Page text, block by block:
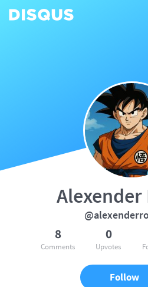
Alexender
8
Comments
0
Upvotes
Follow